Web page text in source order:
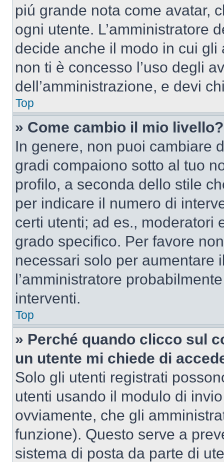
piú grande nota come avatar,
ogni utente. L’amministratore
decide anche il modo in cui
non ti è concesso l’uso degli
dell’amministrazione, e devi
Top
» Come cambio il mio livello?
In genere, non puoi cambiare
gradi compaiono sotto al tuo
profilo, a seconda dello stile
per indicare il numero di
certi utenti; ad es., moderatori
grado specifico. Per favore
necessari solo per aumentare
l’amministratore
interventi.
Top
» Perché quando clicco sul
un utente mi chiede di
Solo gli utenti registrati
utenti usando il modulo di
ovviamente, che gli
funzione). Questo serve a
sistema di posta da parte di